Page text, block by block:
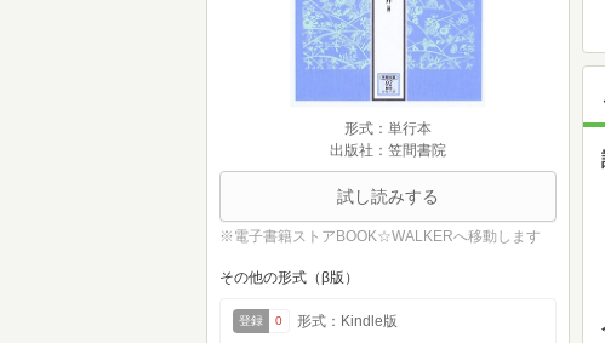
形式：単行本
出版社：笠間書院
試し読みする
※電子書籍ストアBOOK☆WALKERへ移動します
その他の形式（β版）
登録 0
形式：Kindle版